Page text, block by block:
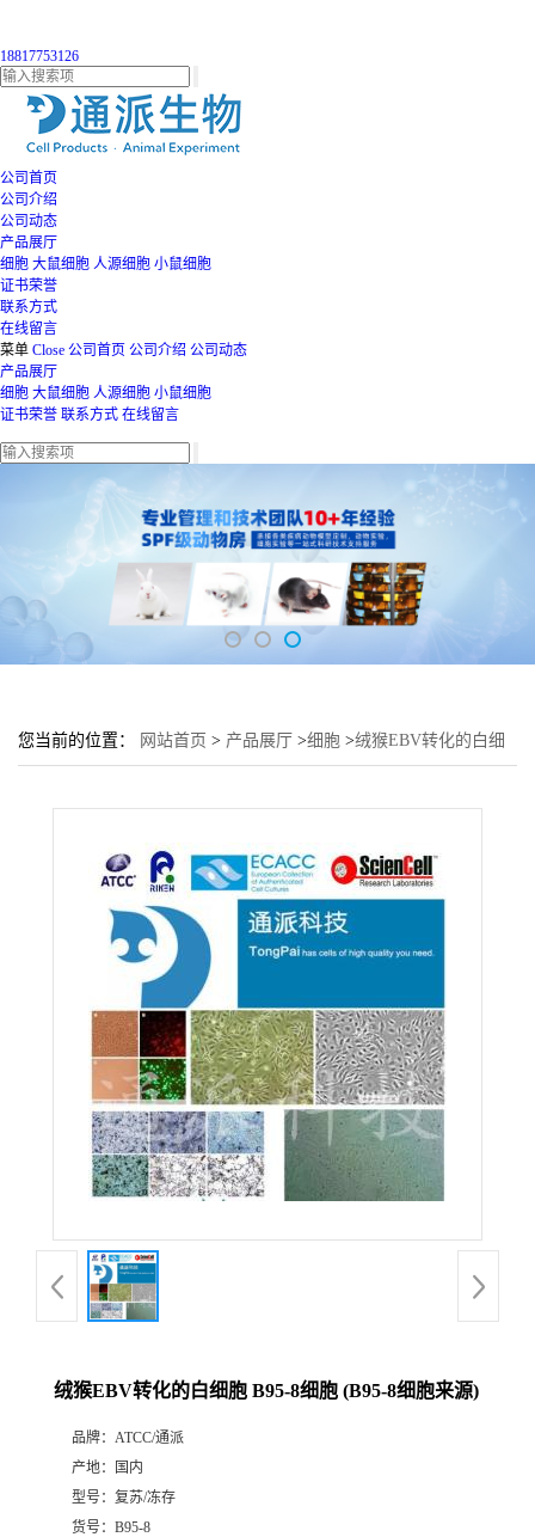
18817753126
公司首页
公司介绍
公司动态
产品展厅
细胞 大鼠细胞 人源细胞 小鼠细胞
证书荣誉
联系方式
在线留言
菜单 Close 公司首页 公司介绍 公司动态
产品展厅
细胞 大鼠细胞 人源细胞 小鼠细胞
证书荣誉 联系方式 在线留言
您当前的位置： 网站首页 > 产品展厅 >细胞 >绒猴EBV转化的白细
绒猴EBV转化的白细胞 B95-8细胞 (B95-8细胞来源)
品牌： ATCC/通派
产地：
国内
型号： 复苏/冻存
货号： B95-8